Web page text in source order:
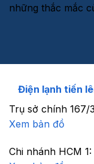
những thắc mắc
Điện lạnh tiến
Trụ sở chính 167/
Xem bản đồ
Chi nhánh HCM 1: